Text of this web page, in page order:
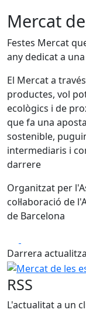
Mercat
Festes Mercat
any dedicat a
El Mercat a
productes, vol
ecològics i de
que fa una
sostenible,
intermediaris i
darrere
Organitzat per
col·laboració de
de Barcelona
Darrera
Mercat de les
RSS
L'actualitat a un